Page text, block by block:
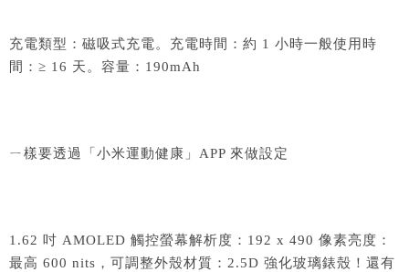
充電類型：磁吸式充電。 充電時間：約 1 小時一般使用時
間：≥ 16 天。 容量：190mAh
ㄧ樣要透過「小米運動健康」APP 來做設定
1.62 吋 AMOLED 觸控螢幕解析度：192 x 490 像素亮度：
最高 600 nits，可調整外殼材質：2.5D 強化玻璃錶殼！還有